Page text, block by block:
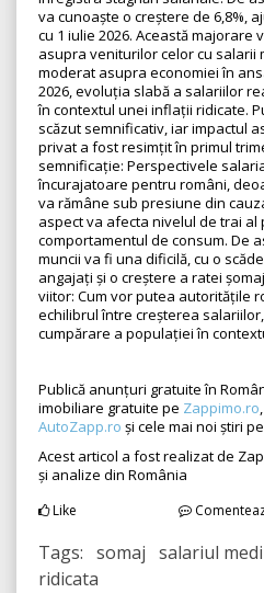
va cunoaște o creștere de 6,8%,
cu 1 iulie 2026. Această majorare
asupra veniturilor celor cu salarii
moderat asupra economiei în
2026, evoluția slabă a salariilor
în contextul unei inflații ridicate.
scăzut semnificativ, iar impactul
privat a fost resimțit în primul
semnificație: Perspectivele
încurajatoare pentru români,
va rămâne sub presiune din
aspect va afecta nivelul de trai
comportamentul de consum. De
muncii va fi una dificilă, cu o
angajați și o creștere a ratei
viitor: Cum vor putea autoritățile
echilibrul între creșterea
cumpărare a populației în
Publică anunțuri gratuite în
imobiliare gratuite pe Zappimo.ro
AutoZapp.ro și cele mai noi știri pe
Acest articol a fost realizat de
și analize din România
Like
Tags: somaj salariul
ridicata